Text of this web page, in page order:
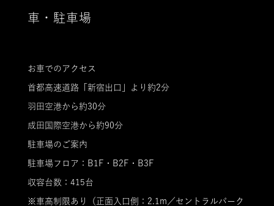
車・駐車場
お車でのアクセス
首都高速道路「新宿出口」より約2分
羽田空港から約30分
成田国際空港から約90分
駐車場のご案内
駐車場フロア：B1F・B2F・B3F
収容台数：415台
※車高制限あり（正面入口側：2.1m／セントラルパーク